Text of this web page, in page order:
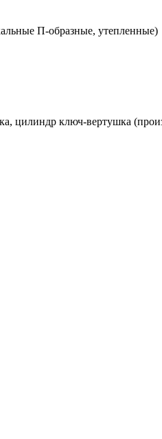
П-образные, утепленные)
цилиндр ключ-вертушка